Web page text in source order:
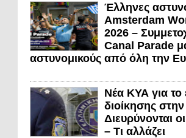
Έλληνες
Amsterdam
2026 –
Canal Parade
αστυνομικούς από όλη την
Νέα ΚΥΑ για το
διοίκησης
Διευρύνονται
– Τι αλλάζει